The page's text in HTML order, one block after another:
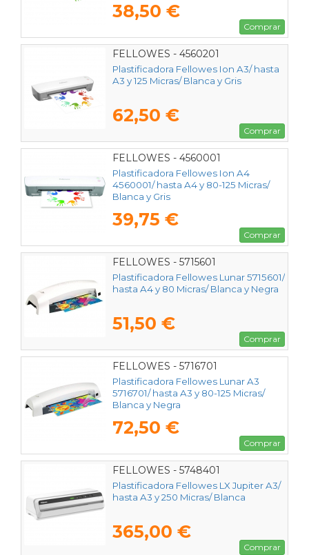
38,50 €
Comprar
FELLOWES - 4560201
Plastificadora Fellowes Ion A3/ hasta
A3 y 125 Micras/ Blanca y Gris
62,50 €
Comprar
FELLOWES - 4560001
Plastificadora Fellowes Ion A4
4560001/ hasta A4 y 80-125 Micras/
Blanca y Gris
39,75 €
Comprar
FELLOWES - 5715601
Plastificadora Fellowes Lunar 5715601/
hasta A4 y 80 Micras/ Blanca y Negra
51,50 €
Comprar
FELLOWES - 5716701
Plastificadora Fellowes Lunar A3
5716701/ hasta A3 y 80-125 Micras/
Blanca y Negra
72,50 €
Comprar
FELLOWES - 5748401
Plastificadora Fellowes LX Jupiter A3/
hasta A3 y 250 Micras/ Blanca
365,00 €
Comprar